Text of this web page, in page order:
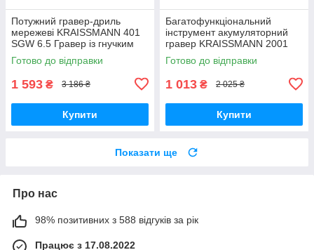
Потужний гравер-дриль
мережеві KRAISSMANN 401
SGW 6.5 Гравер із гнучким
валом, Бормашина гравера (
43 насадки)
Готово до відправки
1 593 ₴ 3 186 ₴
Купити
Багатофункціональний
інструмент акумуляторний
гравер KRAISSMANN 2001
AMS 42 , Граверна машинка (
42 насадки )
Готово до відправки
1 013 ₴ 2 025 ₴
Купити
Показати ще
Про нас
98% позитивних з 588 відгуків за рік
Працює з 17.08.2022